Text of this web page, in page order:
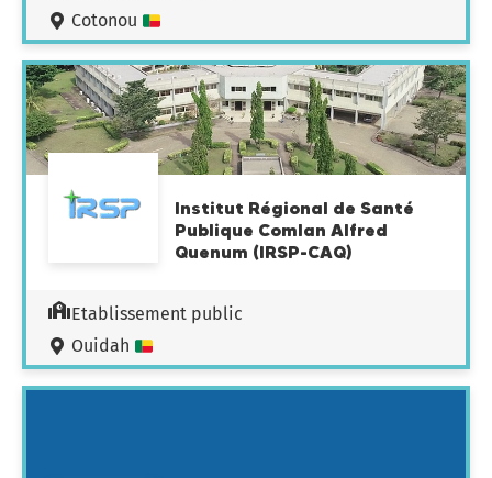
Cotonou
Institut Régional de Santé
Publique Comlan Alfred
Quenum (IRSP-CAQ)
Etablissement public
Ouidah